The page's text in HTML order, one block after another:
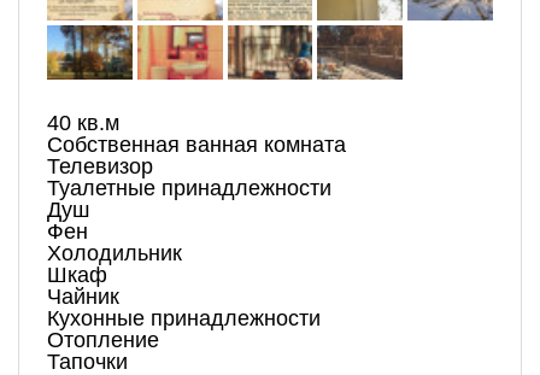
40 кв.м
Собственная ванная комната
Телевизор
Туалетные принадлежности
Душ
Фен
Холодильник
Шкаф
Чайник
Кухонные принадлежности
Отопление
Тапочки